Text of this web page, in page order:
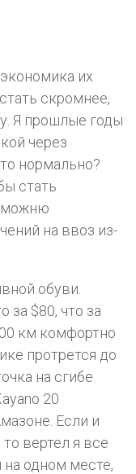
их
скромнее,
Я прошлые годы
через
нормально?
стать
на ввоз из-
обуви.
за $80, что за
км комфортно
протрется до
на сгибе
20
Если и
вертел я все
одном месте,